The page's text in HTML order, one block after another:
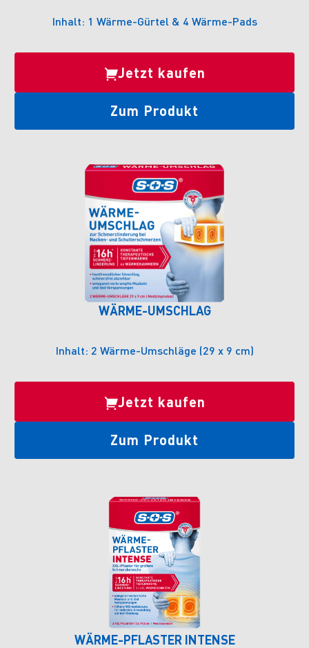
Inhalt: 1 Wärme-Gürtel & 4 Wärme-Pads
Jetzt kaufen
Zum Produkt
WÄRME-UMSCHLAG
Inhalt: 2 Wärme-Umschläge (29 x 9 cm)
Jetzt kaufen
Zum Produkt
WÄRME-PFLASTER INTENSE